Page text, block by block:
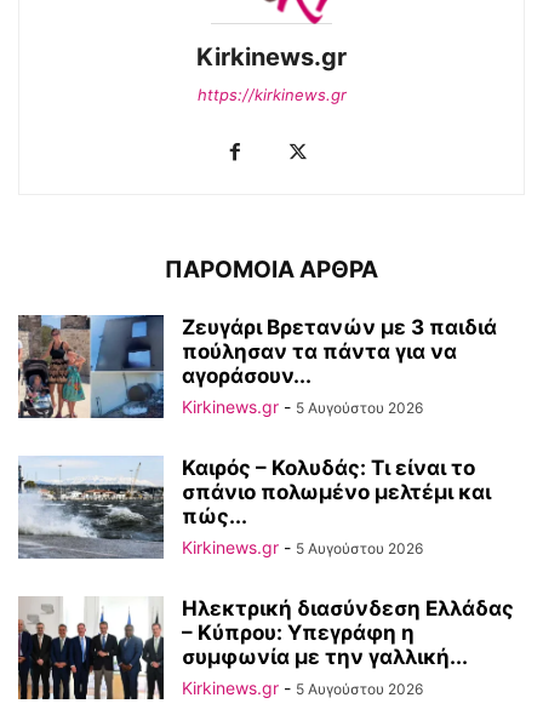
Kirkinews.gr
https://kirkinews.gr
ΠΑΡΟΜΟΙΑ ΑΡΘΡΑ
Ζευγάρι Βρετανών με 3 παιδιά
πούλησαν τα πάντα για να
αγοράσουν...
Kirkinews.gr - 5 Αυγούστου 2026
Καιρός – Κολυδάς: Τι είναι το
σπάνιο πολωμένο μελτέμι και
πώς...
Kirkinews.gr - 5 Αυγούστου 2026
Ηλεκτρική διασύνδεση Ελλάδας
– Κύπρου: Υπεγράφη η
συμφωνία με την γαλλική...
Kirkinews.gr - 5 Αυγούστου 2026